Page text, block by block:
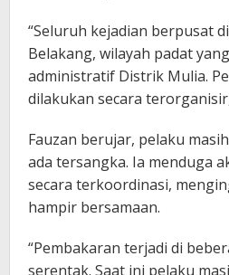
“Seluruh kejadian berpusat
Belakang, wilayah padat
administratif Distrik Mulia.
dilakukan secara
Fauzan berujar, pelaku
ada tersangka. Ia menduga
secara terkoordinasi,
hampir bersamaan.
“Pembakaran terjadi di
serentak. Saat ini pelaku